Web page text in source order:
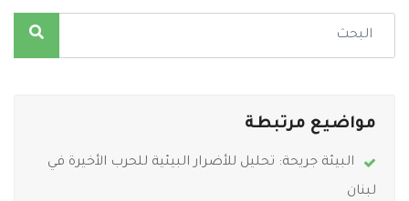
مواضيع مرتبطة
البيئة جريحة: تحليل للأضرار البيئية للحرب الأخيرة في
لبنان